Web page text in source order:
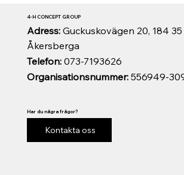
Organisationsnummer:556949-
Telefon:073-7193626
Adress: Guckuskovägen 20, 184 35
Åkersberga
4-H CONCEPT GROUP
Har du några frågor?
Kontakta oss